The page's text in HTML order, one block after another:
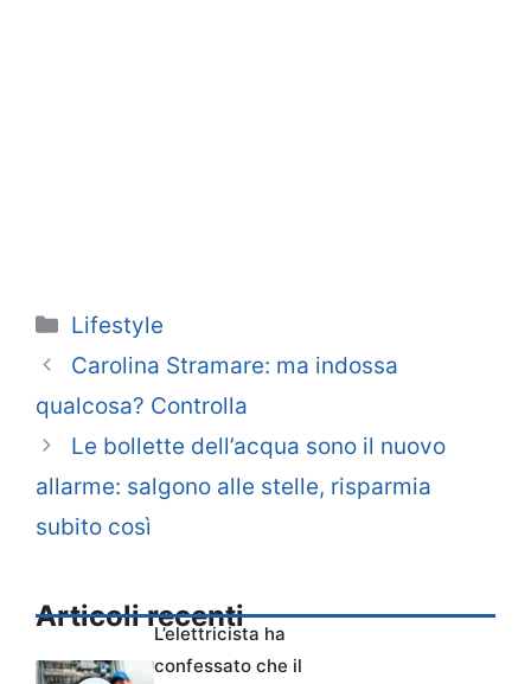
Categorie
Lifestyle
Carolina Stramare: ma indossa
qualcosa? Controlla
Le bollette dell’acqua sono il nuovo
allarme: salgono alle stelle, risparmia
subito così
Articoli recenti
L’elettricista ha
confessato che il